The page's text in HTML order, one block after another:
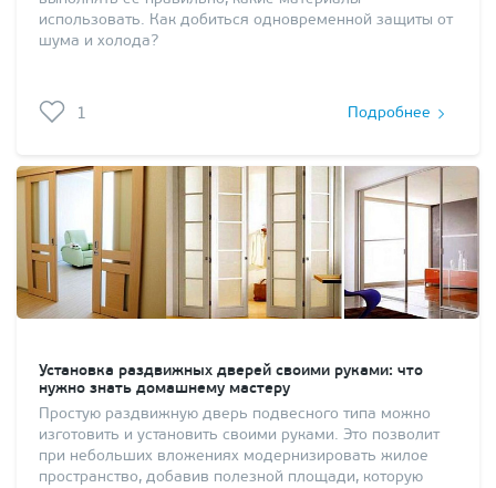
использовать. Как добиться одновременной защиты от
шума и холода?
1 Подробнее
Установка раздвижных дверей своими руками: что
нужно знать домашнему мастеру
Простую раздвижную дверь подвесного типа можно
изготовить и установить своими руками. Это позволит
при небольших вложениях модернизировать жилое
пространство, добавив полезной площади, которую